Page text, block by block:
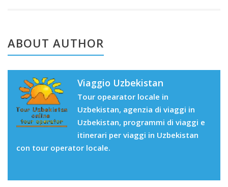
ABOUT AUTHOR
Viaggio Uzbekistan
Tour opearator locale in
Uzbekistan, agenzia di viaggi in
Uzbekistan, programmi di viaggi e
itinerari per viaggi in Uzbekistan
con tour operator locale.